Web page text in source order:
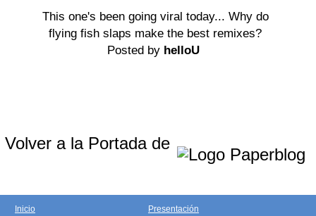
This one's been going viral today... Why do
flying fish slaps make the best remixes?
Posted by helloU
Volver a la Portada de
Inicio
Presentación